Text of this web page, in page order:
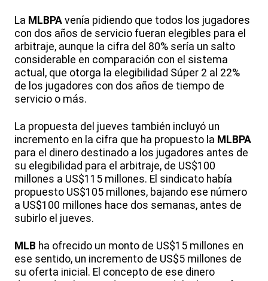
La MLBPA venía pidiendo que todos los jugadores
con dos años de servicio fueran elegibles para el
arbitraje, aunque la cifra del 80% sería un salto
considerable en comparación con el sistema
actual, que otorga la elegibilidad Súper 2 al 22%
de los jugadores con dos años de tiempo de
servicio o más.
La propuesta del jueves también incluyó un
incremento en la cifra que ha propuesto la MLBPA
para el dinero destinado a los jugadores antes de
su elegibilidad para el arbitraje, de US$100
millones a US$115 millones. El sindicato había
propuesto US$105 millones, bajando ese número
a US$100 millones hace dos semanas, antes de
subirlo el jueves.
MLB ha ofrecido un monto de US$15 millones en
ese sentido, un incremento de US$5 millones de
su oferta inicial. El concepto de ese dinero